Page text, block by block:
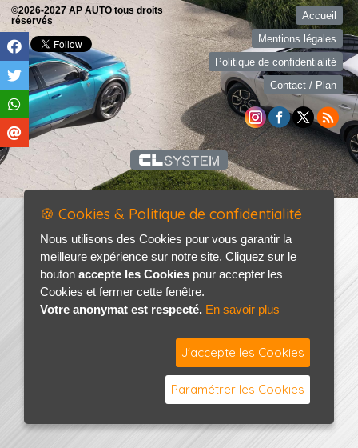
©2026-2027 AP AUTO tous droits
réservés
Accueil
Mentions légales
Politique de confidentialité
Contact / Plan
🍪 Cookies & Politique de confidentialité
Nous utilisons des Cookies pour vous garantir la
meilleure expérience sur notre site. Cliquez sur le
bouton accepte les Cookies pour accepter les
Cookies et fermer cette fenêtre.
Votre anonymat est respecté. En savoir plus
J'accepte les Cookies
Paramétrer les Cookies